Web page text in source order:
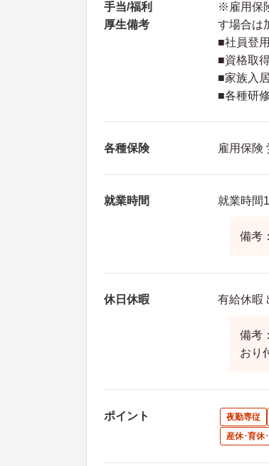
手当/福利
厚生備考
※雇用保
す場合は
■社員登
■資格取
■家族入
■各種研
各種保険 雇用保険
就業時間 就業時間
備考
休日休暇 有給休暇
備考
おり
ポイント 夜勤専従
産休･育休